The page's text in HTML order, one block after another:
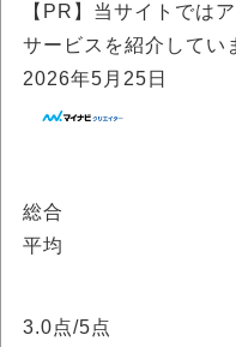
【PR】当サイトでは
サービスを紹介してい
2026年5月25日
総合
平均
3.0点/5点